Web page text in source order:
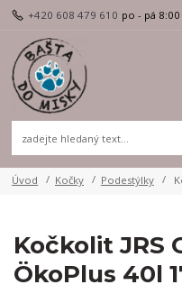
+420 608 479 610 po - pá
Úvod Kočky Podestýlky
Kočkolit JRS
ÖkoPlus 40l